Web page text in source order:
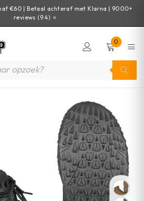
€60 | Betaal achteraf met Klarna | 9000+
reviews (9.4) ⭐
0